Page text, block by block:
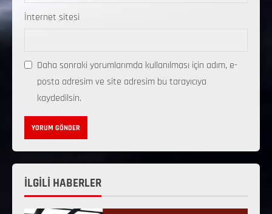
İnternet sitesi
Daha sonraki yorumlarımda kullanılması için adım, e-
posta adresim ve site adresim bu tarayıcıya
kaydedilsin.
İLGİLİ HABERLER